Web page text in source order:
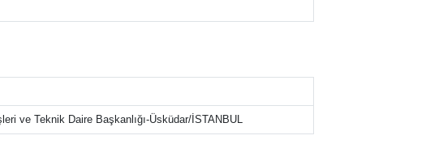
ve Teknik Daire Başkanlığı-Üsküdar/İSTANBUL